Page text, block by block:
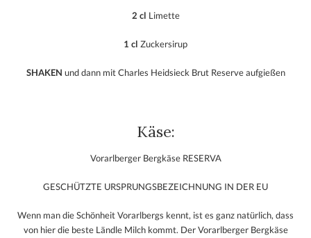
2 cl Limette
1 cl Zuckersirup
SHAKEN und dann mit Charles Heidsieck Brut Reserve aufgießen
Käse:
Vorarlberger Bergkäse RESERVA
GESCHÜTZTE URSPRUNGSBEZEICHNUNG IN DER EU
Wenn man die Schönheit Vorarlbergs kennt, ist es ganz natürlich, dass
von hier die beste Ländle Milch kommt. Der Vorarlberger Bergkäse